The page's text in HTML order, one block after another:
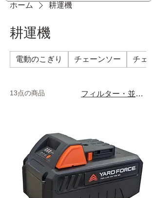
ホーム 耕運機
耕運機
電動のこぎり チェーンソー チェ
13点の商品 フィルター・並び替え